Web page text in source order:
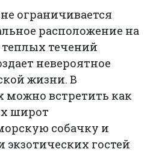
ограничивается
расположение на
течений
невероятное
жизни. В
можно встретить как
широт
собачку и
экзотических гостей